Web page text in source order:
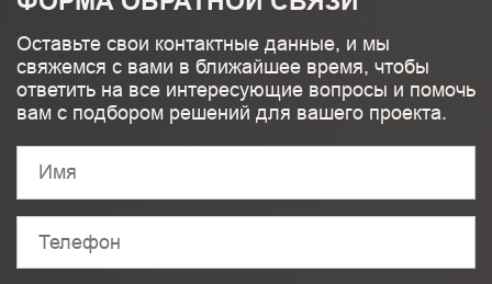
Оставьте свои контактные данные, и мы
свяжемся с вами в ближайшее время, чтобы
ответить на все интересующие вопросы и помочь
вам с подбором решений для вашего проекта.